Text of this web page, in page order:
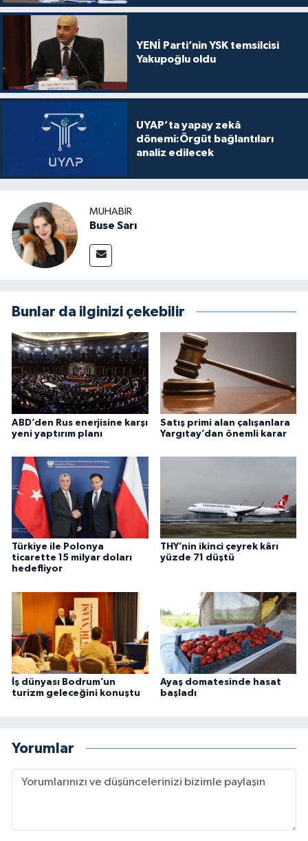
YENİ Parti’nin YSK temsilcisi
Yakupoğlu oldu
UYAP’ta yapay zekâ
dönemi:Örgüt bağlantıları
analiz edilecek
MUHABIR
Buse Sarı
Bunlar da ilginizi çekebilir
ABD’den Rus enerjisine karşı
yeni yaptırım planı
Satış primi alan çalışanlara
Yargıtay’dan önemli karar
Türkiye ile Polonya
ticarette 15 milyar doları
hedefliyor
THY’nin ikinci çeyrek kârı
yüzde 71 düştü
İş dünyası Bodrum’un
turizm geleceğini konuştu
Ayaş domatesinde hasat
başladı
Yorumlar